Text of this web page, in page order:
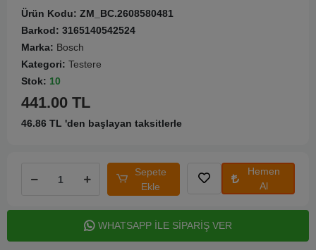
Ürün Kodu: ZM_BC.2608580481
Barkod: 3165140542524
Marka: Bosch
Kategori: Testere
Stok: 10
441.00 TL
46.86 TL 'den başlayan taksitlerle
Sepete
Ekle
Hemen
Al
WHATSAPP İLE SİPARİŞ VER